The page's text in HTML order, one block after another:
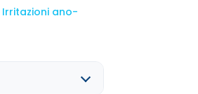
Irritazioni ano-